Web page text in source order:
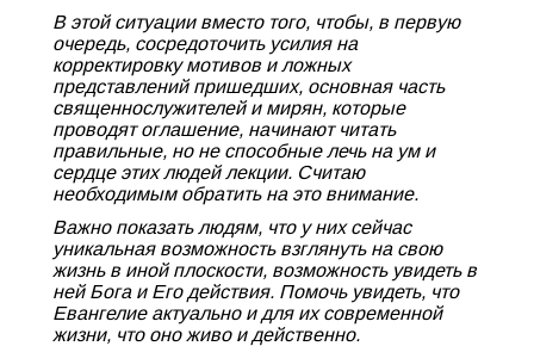
В этой ситуации вместо того, чтобы, в первую
очередь, сосредоточить усилия на
корректировку мотивов и ложных
представлений пришедших, основная часть
священнослужителей и мирян, которые
проводят оглашение, начинают читать
правильные, но не способные лечь на ум и
сердце этих людей лекции. Считаю
необходимым обратить на это внимание.
Важно показать людям, что у них сейчас
уникальная возможность взглянуть на свою
жизнь в иной плоскости, возможность увидеть в
ней Бога и Его действия. Помочь увидеть, что
Евангелие актуально и для их современной
жизни, что оно живо и действенно.